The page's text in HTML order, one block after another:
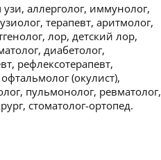
узи, аллерголог, иммунолог,
терапевт, аритмолог,
лор, детский лор,
диабетолог,
рефлексотерапевт,
(окулист),
пульмонолог, ревматолог,
стоматолог-ортопед.